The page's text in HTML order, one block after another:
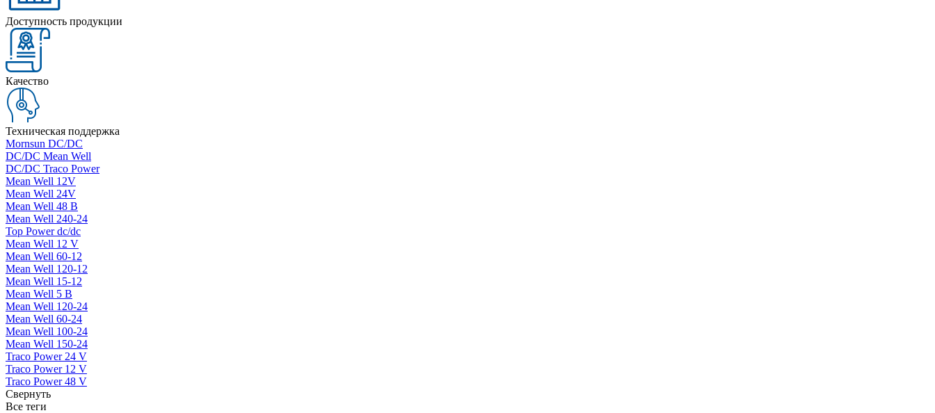
Доступность продукции
Качество
Техническая поддержка
Mornsun DC/DC
DC/DC Mean Well
DC/DC Traco Power
Mean Well 12V
Mean Well 24V
Mean Well 48 В
Mean Well 240-24
Top Power dc/dc
Mean Well 12 V
Mean Well 60-12
Mean Well 120-12
Mean Well 15-12
Mean Well 5 В
Mean Well 120-24
Mean Well 60-24
Mean Well 100-24
Mean Well 150-24
Traco Power 24 V
Traco Power 12 V
Traco Power 48 V
Свернуть
Все теги